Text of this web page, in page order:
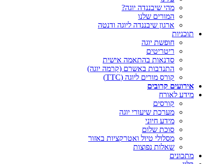
מהי שיבננדה יוגה?
המורים שלנו
ארגון שיבננדה ליוגה ודנטה
תוכניות
חופשת יוגה
ריטריטים
סדנאות בהתאמה אישית
התנדבות באשרם (קרמה יוגה)
קורס מורים ליוגה (TTC)
אירועים קרובים
מידע לאורח
קורסים
מערכת שיעורי יוגה
מידע חיוני
סוכת שלום
מסלולי טיול ואטרקציות באזור
שאלות נפוצות
מתכונים